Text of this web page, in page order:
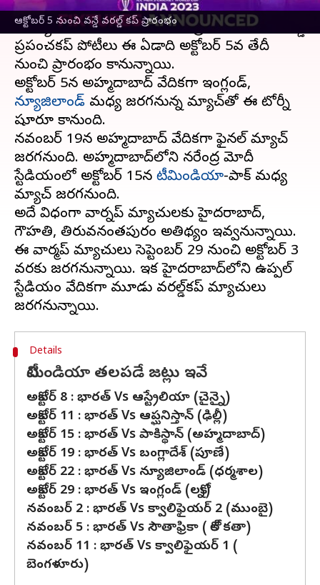
ఆక్టోబర్ 5 నుంచి వన్డే వరల్డ్ కప్ ప్రారంభం
భారత్ వేదికగా జరుగుతున్న వన్డే ప్రపంచకప్ 2023
షెడ్యూల్‌నుఐసీసీమంగళవారం ప్రకటించింది. ఈ వన్డే
ప్రపంచకప్ పోటీలు ఈ ఏడాది అక్టోబర్ 5వ తేదీ
నుంచి ప్రారంభం కానున్నాయి.
అక్టోబర్ 5న అహ్మదాబాద్ వేదికగా ఇంగ్లండ్,
న్యూజిలాండ్ మధ్య జరగనున్న మ్యాచ్‌తో ఈ టోర్నీ
షూరూ కానుంది.
నవంబర్ 19న అహ్మదాబాద్ వేదికగా ఫైనల్ మ్యాచ్
జరగనుంది. అహ్మదాబాద్‌లోని నరేంద్ర మోదీ
స్టేడియంలో అక్టోబర్ 15న టీమిండియా-పాక్ మధ్య
మ్యాచ్ జరగనుంది.
అదే విధంగా వార్నప్ మ్యాచులకు హైదరాబాద్‌,
గౌహతి, తిరువనంతపురం అతిథ్యం ఇవ్వనున్నాయి.
ఈ వార్మప్ మ్యాచులు సెప్టెంబర్ 29 నుంచి అక్టోబర్ 3
వరకు జరగనున్నాయి. ఇక హైదరాబాద్‌లోని ఉప్పల్
స్టేడియం వేదికగా మూడు వరల్డ్‌కప్ మ్యాచులు
Details
టీమిండియా తలపడే జట్లు ఇవే
అక్టోబర్ 8 : భారత్ Vs ఆస్ట్రేలియా (చైన్నై)
అక్టోబర్ 11 : భారత్ Vs ఆప్ఘనిస్తాన్ (ఢిల్లీ)
అక్టోబర్ 15 : భారత్ Vs పాకిస్థాన్ (అహ్మదాబాద్)
అక్టోబర్ 19 : భారత్ Vs బంగ్లాదేశ్ (పూణే)
అక్టోబర్ 22 : భారత్ Vs న్యూజిలాండ్ (ధర్మశాల)
అక్టోబర్ 29 : భారత్ Vs ఇంగ్లండ్ (లక్నో)
నవంబర్ 2 : భారత్ Vs క్వాలిఫైయర్ 2 (ముంబై)
నవంబర్ 5 : భారత్ Vs సౌతాఫ్రికా ( కోల్ కతా)
నవంబర్ 11 : భారత్ Vs క్వాలిఫైయర్ 1 (
బెంగళూరు)